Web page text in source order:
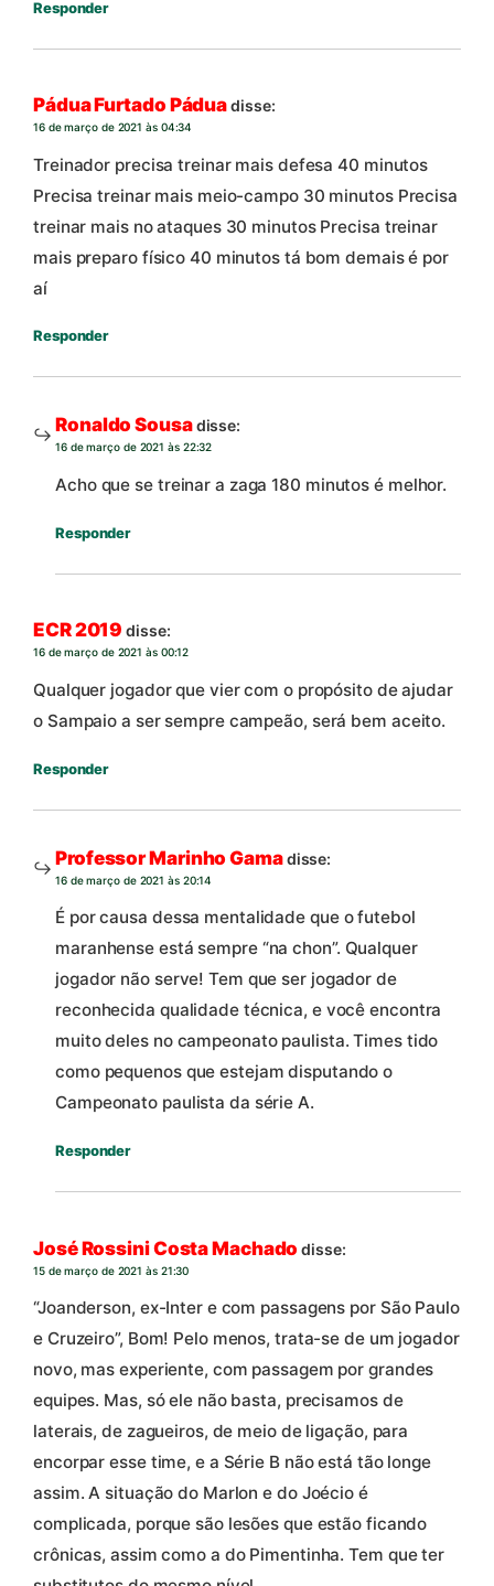
Responder
Pádua Furtado Páduadisse:
16 de março de 2021 às 04:34
Treinador precisa treinar mais defesa 40 minutos
Precisa treinar mais meio-campo 30 minutos Precisa
treinar mais no ataques 30 minutos Precisa treinar
mais preparo físico 40 minutos tá bom demais é por
aí
Responder
Ronaldo Sousadisse:
16 de março de 2021 às 22:32
Acho que se treinar a zaga 180 minutos é melhor.
Responder
ECR 2019 disse:
16 de março de 2021 às 00:12
Qualquer jogador que vier com o propósito de ajudar
o Sampaio a ser sempre campeão, será bem aceito.
Responder
Professor Marinho Gamadisse:
16 de março de 2021 às 20:14
É por causa dessa mentalidade que o futebol
maranhense está sempre “na chon”. Qualquer
jogador não serve! Tem que ser jogador de
reconhecida qualidade técnica, e você encontra
muito deles no campeonato paulista. Times tido
como pequenos que estejam disputando o
Campeonato paulista da série A.
Responder
José Rossini Costa Machado disse:
15 de março de 2021 às 21:30
“Joanderson, ex-Inter e com passagens por São Paulo
e Cruzeiro”, Bom! Pelo menos, trata-se de um jogador
novo, mas experiente, com passagem por grandes
equipes. Mas, só ele não basta, precisamos de
laterais, de zagueiros, de meio de ligação, para
encorpar esse time, e a Série B não está tão longe
assim. A situação do Marlon e do Joécio é
complicada, porque são lesões que estão ficando
crônicas, assim como a do Pimentinha. Tem que ter